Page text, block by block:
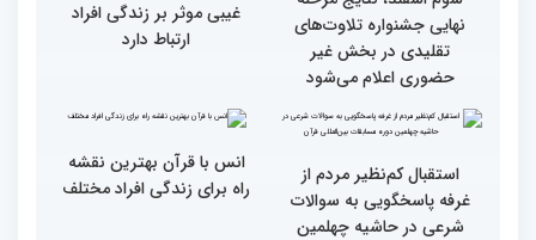
گزارش تصویری بازدید
متسابقین چهلمین دوره
مسابقات بین المللی قرآن
کریم از باغ موزه دفاع
مقدس(بخش اول)
بخش برادران مسابقات